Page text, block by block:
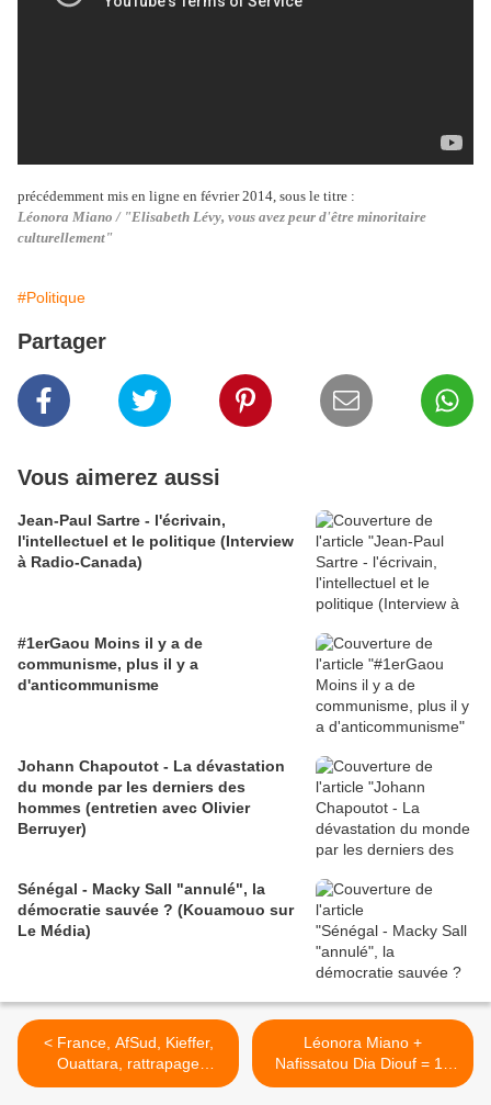
précédemment mis en ligne en février 2014, sous le titre :
Léonora Miano / "Elisabeth Lévy, vous avez peur d'être minoritaire
culturellement"
#Politique
Partager
Vous aimerez aussi
Jean-Paul Sartre - l'écrivain,
l'intellectuel et le politique (Interview
à Radio-Canada)
#1erGaou Moins il y a de
communisme, plus il y a
d'anticommunisme
Johann Chapoutot - La dévastation
du monde par les derniers des
hommes (entretien avec Olivier
Berruyer)
Sénégal - Macky Sall "annulé", la
démocratie sauvée ? (Kouamouo sur
Le Média)
< France, AfSud, Kieffer,
Ouattara, rattrapage
ethnique... Ahou Don Mello
Léonora Miano +
Nafissatou Dia Diouf = 15
mai 2014 à 19H (Librairie